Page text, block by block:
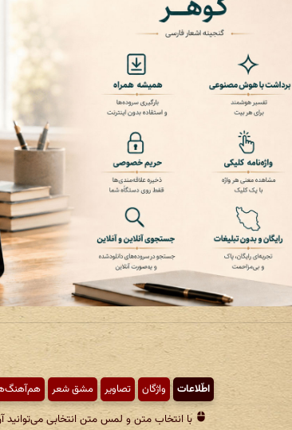
اطّلاعات واژگان تصاویر مشق شعر
با انتخاب متن و لمس متن انتخابی می‌توانید